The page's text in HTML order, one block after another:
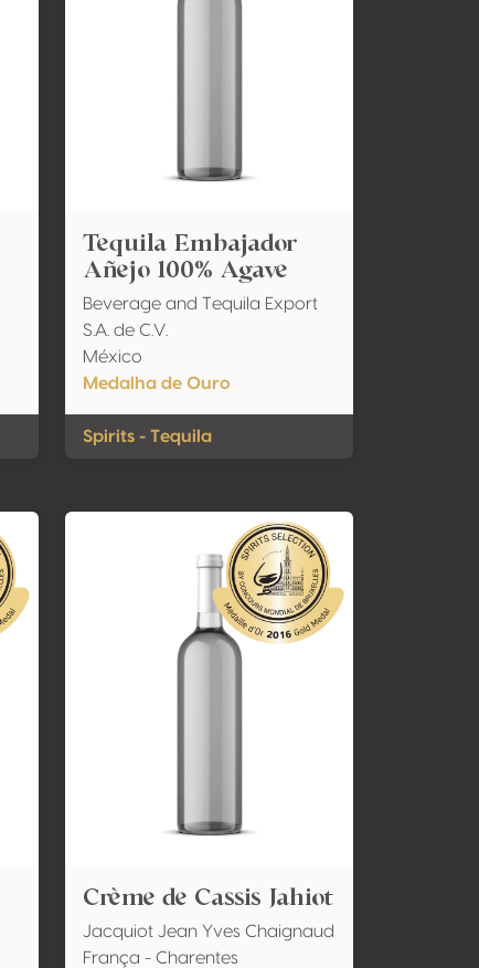
Tequila Embajador
Añejo 100% Agave
Beverage and Tequila Export
S.A. de C.V.
México
Medalha de Ouro
Spirits - Tequila
Crème de Cassis Jahiot
Jacquiot Jean Yves Chaignaud
França - Charentes